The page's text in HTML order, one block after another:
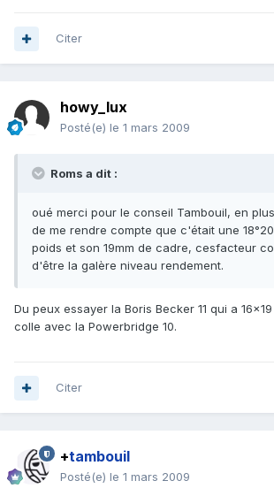
Citer
howy_lux
Posté(e) le 1 mars 2009
Roms a dit :
oué merci pour le conseil Tambouil, en
de me rendre compte que c'était une
poids et son 19mm de cadre, cesfacteur
d'être la galère niveau rendement.
Du peux essayer la Boris Becker 11 qui a
colle avec la Powerbridge 10.
Citer
+tambouil
Posté(e) le 1 mars 2009